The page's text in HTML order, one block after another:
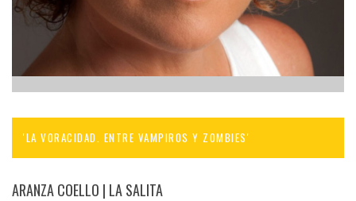
'LA VORACIDAD. ENTRE VAMPIROS Y ZOMBIES'
ARANZA COELLO | LA SALITA